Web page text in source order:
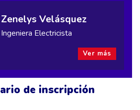
de inscripción
Zenelys Velásquez
Ingeniera Electricista
Ver más